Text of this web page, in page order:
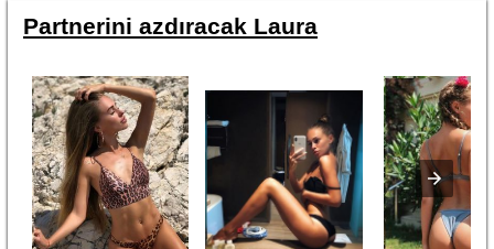
Partnerini azdıracak Laura